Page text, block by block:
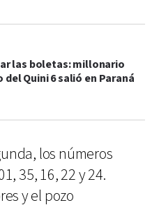
las boletas: millonario
del Quini 6 salió en Paraná
los números
35, 16, 22 y 24.
y el pozo